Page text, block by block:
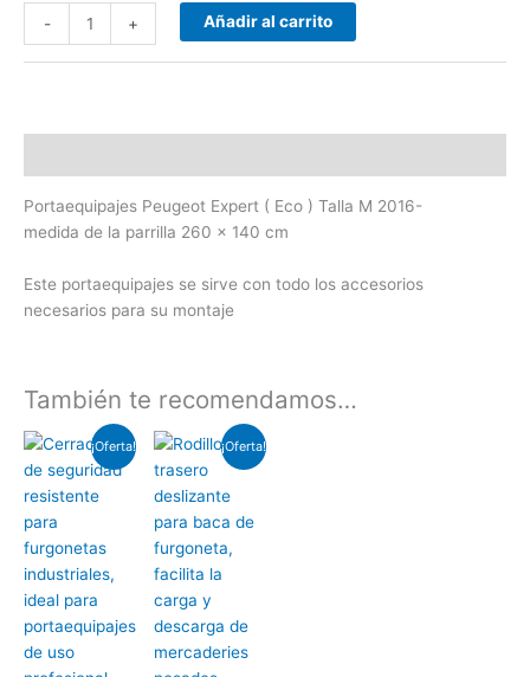
- + Añadir al carrito
Portaequipajes Peugeot Expert ( Eco ) Talla M 2016-
medida de la parrilla 260 x 140 cm
Este portaequipajes se sirve con todo los accesorios
necesarios para su montaje
También te recomendamos…
¡Oferta!
El
precio
original
era:
El
precio
actual
es:
¡Oferta!
El
precio
original
era:
€60.00.
El
precio
actual
es:
€50.00.